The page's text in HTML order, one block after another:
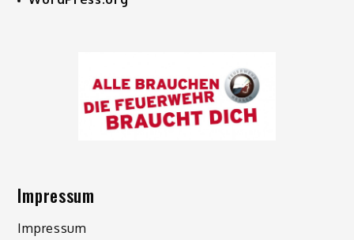
Impressum
Impressum